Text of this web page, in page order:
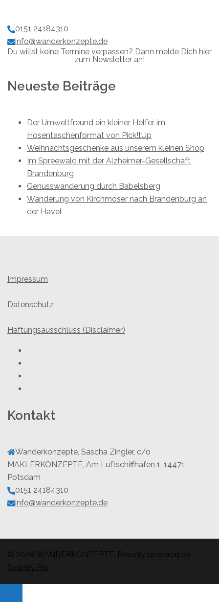
0151 24184310
info@wanderkonzepte.de
Du willst keine Termine verpassen? Dann melde Dich hier
zum Newsletter an!
Neueste Beiträge
Der Umweltfreund ein kleiner Helfer im
Hosentaschenformat von Pick!tUp
Weihnachtsgeschenke aus unserem kleinen Shop
Im Spreewald mit der Alzheimer-Gesellschaft
Brandenburg
Genusswanderung durch Babelsberg
Wanderung von Kirchmöser nach Brandenburg an
der Havel
Impressum
Datenschutz
Haftungsausschluss (Disclaimer)
Kontakt
Wanderkonzepte, Sascha Zingler, c/o
MAKLERKONZEPTE, Am Luftschiffhafen 1, 14471
Potsdam
0151 24184310
info@wanderkonzepte.de
© 2026 WANDERKONZEPTE. Proudly powered by
Sydney Pro